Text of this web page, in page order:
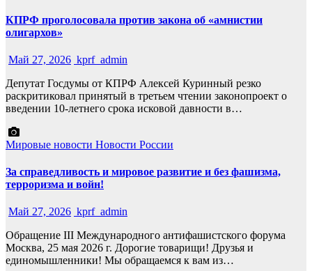
КПРФ проголосовала против закона об «амнистии
олигархов»
Май 27, 2026 kprf_admin
Депутат Госдумы от КПРФ Алексей Куринный резко
раскритиковал принятый в третьем чтении законопроект о
введении 10-летнего срока исковой давности в…
Мировые новости Новости России
За справедливость и мировое развитие и без фашизма,
терроризма и войн!
Май 27, 2026 kprf_admin
Обращение III Международного антифашистского форума
Москва, 25 мая 2026 г. Дорогие товарищи! Друзья и
единомышленники! Мы обращаемся к вам из…